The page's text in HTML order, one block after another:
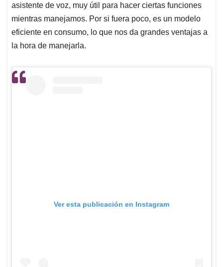
asistente de voz, muy útil para hacer ciertas funciones
mientras manejamos. Por si fuera poco, es un modelo
eficiente en consumo, lo que nos da grandes ventajas a
la hora de manejarla.
Ver esta publicación en Instagram